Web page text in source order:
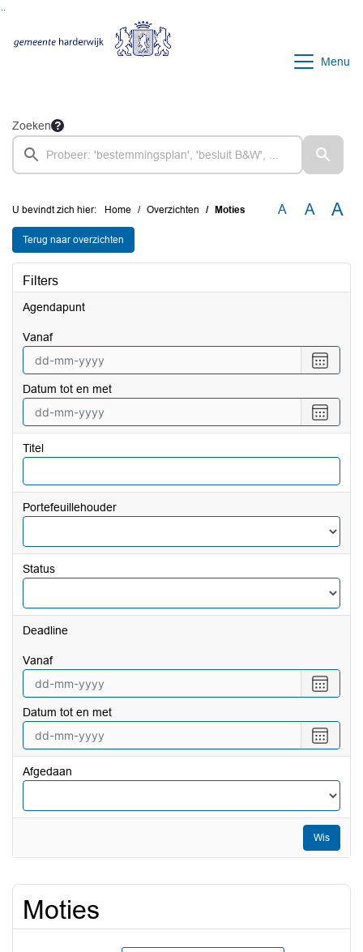
Menu
Zoeken
U bevindt zich hier: Home Overzichten Moties A A A
Terug naar overzichten
Filters
Agendapunt
vanaf
een
vanaf
Datum tot en met
een
tot
met
Titel
Portefeuillehouder
Status
Deadline
vanaf
een
vanaf
Datum tot en met
een
tot
en
met
Afgedaan
Wis
Moties